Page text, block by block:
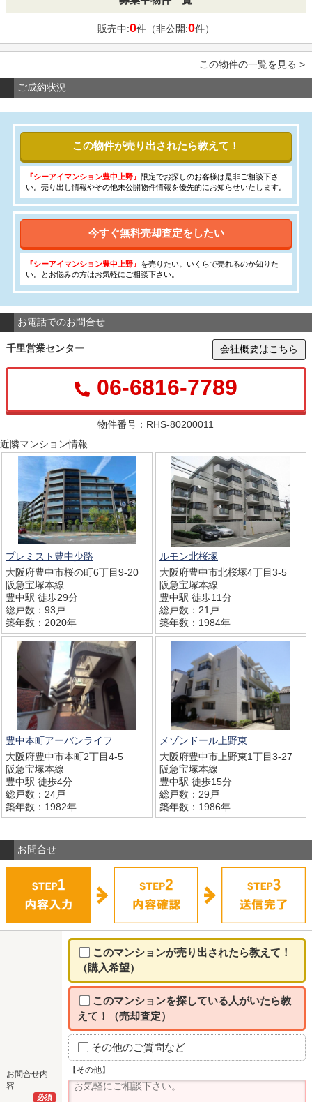
販売中:0件（非公開:0件）
この物件の一覧を見る >
ご成約状況
この物件が売り出されたら教えて！
『シーアイマンション豊中上野』 限定でお探しのお客様は是非ご相談下さ
い。売り出し情報やその他未公開物件情報を優先的にお知らせいたします。
今すぐ無料売却査定をしたい
『シーアイマンション豊中上野』 を売りたい。いくらで売れるのか知りた
い。とお悩みの方はお気軽にご相談下さい。
お電話でのお問合せ
千里営業センター 会社概要はこちら
06-6816-7789
物件番号：RHS-80200011
近隣マンション情報
プレミスト豊中少路
大阪府豊中市桜の町6丁目9-20
阪急宝塚本線
豊中駅 徒歩29分
総戸数：93戸
築年数：2020年
ルモン北桜塚
大阪府豊中市北桜塚4丁目3-5
阪急宝塚本線
豊中駅 徒歩11分
総戸数：21戸
築年数：1984年
豊中本町アーバンライフ
大阪府豊中市本町2丁目4-5
阪急宝塚本線
豊中駅 徒歩4分
総戸数：24戸
築年数：1982年
メゾンドール上野東
大阪府豊中市上野東1丁目3-27
阪急宝塚本線
豊中駅 徒歩15分
総戸数：29戸
築年数：1986年
お問合せ
お問合せ内
容
必須
このマンションが売り出されたら教えて！
（購入希望）
このマンションを探している人がいたら教
えて！（売却査定）
その他のご質問など
【その他】